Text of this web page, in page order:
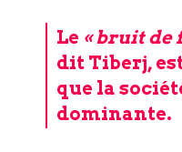
Le « bruit de
dit Tiberj,
que la
dominante.